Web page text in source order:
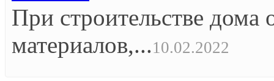
При строительстве
материалов,...10.02.2022